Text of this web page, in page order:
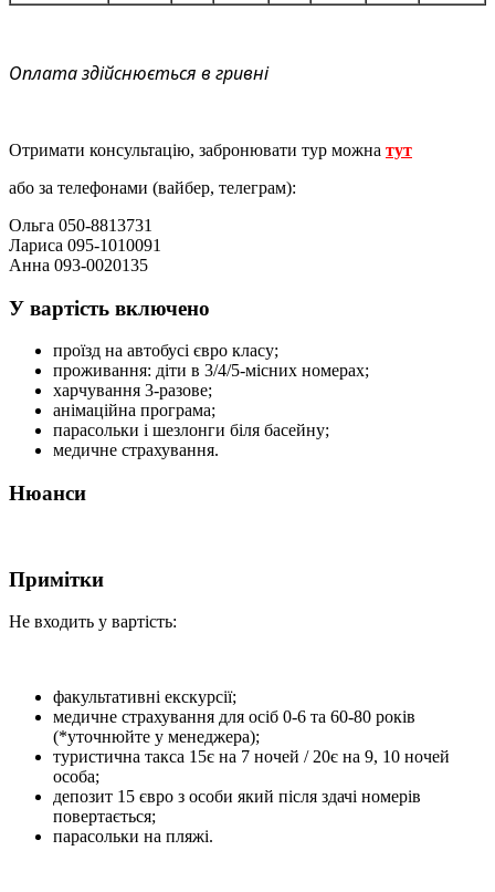
Оплата здійснюється в гривні
Отримати консультацію, забронювати тур можна тут
або за телефонами (вайбер, телеграм):
Ольга 050-8813731
Лариса 095-1010091
Анна 093-0020135
У вартість включено
проїзд на автобусі євро класу;
проживання: діти в 3/4/5-місних номерах;
харчування 3-разове;
анімаційна програма;
парасольки і шезлонги біля басейну;
медичне страхування.
Нюанси
Примітки
Не входить у вартість:
факультативні екскурсії;
медичне страхування для осіб 0-6 та 60-80 років
(*уточнюйте у менеджера);
туристична такса 15є на 7 ночей / 20є на 9, 10 ночей
особа;
депозит 15 євро з особи який після здачі номерів
повертається;
парасольки на пляжі.